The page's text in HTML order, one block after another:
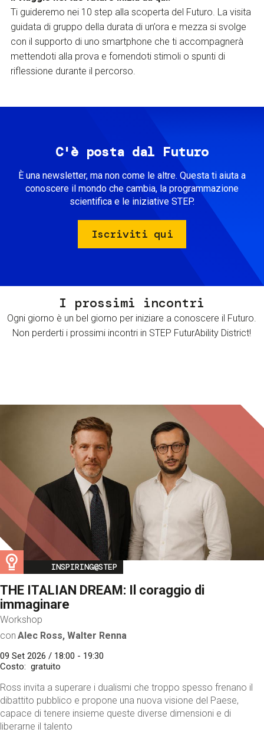
Ti guideremo nei 10 step alla scoperta del Futuro. La visita
guidata di gruppo della durata di un’ora e mezza si svolge
con il supporto di uno smartphone che ti accompagnerà
mettendoti alla prova e fornendoti stimoli o spunti di
riflessione durante il percorso.
C'è posta dal Futuro
È una newsletter, ma non come le altre. Questa ti aiuta a
conoscere il mondo che cambia, la programmazione
scientifica e le iniziative STEP.
Iscriviti qui
I prossimi incontri
Ogni giorno è un bel giorno per iniziare a conoscere il Futuro.
Non perderti i prossimi incontri in STEP FuturAbility District!
Image
INSPIRING@STEP
THE ITALIAN DREAM: Il coraggio di
immaginare
Workshop
con Alec Ross, Walter Renna
09 Set 2026 / 18:00 - 19:30
Costo
gratuito
Ross invita a superare i dualismi che troppo spesso frenano il
dibattito pubblico e propone una nuova visione del Paese,
capace di tenere insieme queste diverse dimensioni e di
liberarne il talento